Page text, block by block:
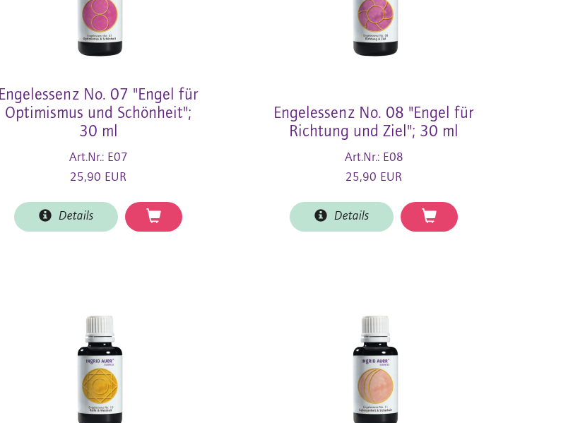
Engelessenz No. 07 "Engel für
Optimismus und Schönheit";
30 ml
Art.Nr.: E07
25,90 EUR
Details
Engelessenz No. 08 "Engel für
Richtung und Ziel"; 30 ml
Art.Nr.: E08
25,90 EUR
Details